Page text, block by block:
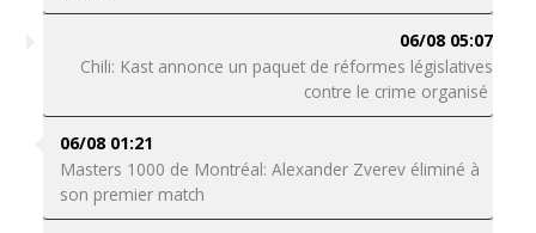
06/08 05:07
Chili: Kast annonce un paquet de réformes législatives
contre le crime organisé
06/08 01:21
Masters 1000 de Montréal: Alexander Zverev éliminé à
son premier match